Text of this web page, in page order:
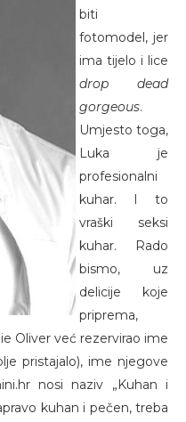
biti
fotomodel, jer
ima tijelo i lice
drop dead
gorgeous.
Umjesto toga,
Luka je
profesionalni
kuhar. I to
vraški seksi
kuhar. Rado
bismo, uz
delicije koje
priprema,
Oliver već rezervirao ime
pristajalo), ime njegove
nosi naziv „Kuhan i
kuhan i pečen, treba